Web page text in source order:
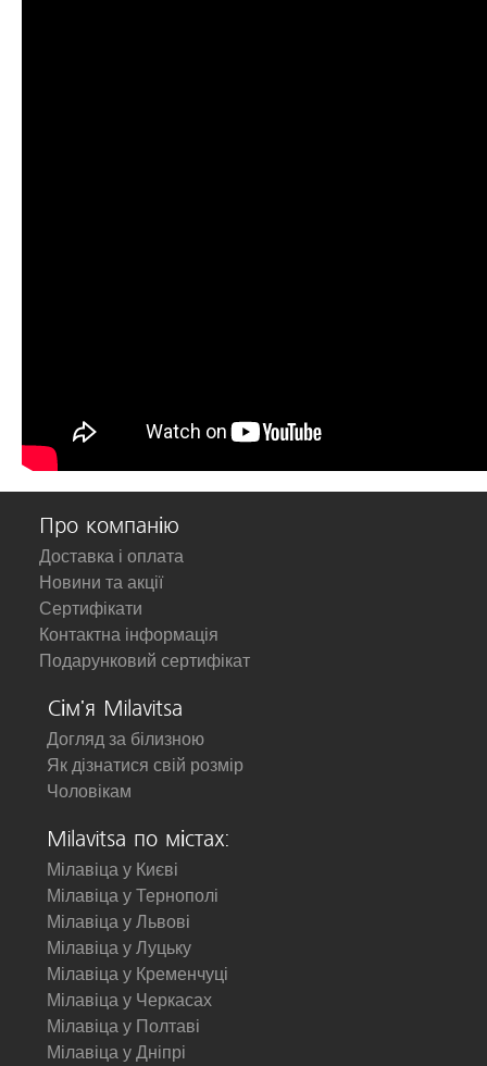
Про компанію
Доставка і оплата
Новини та акції
Сертифікати
Контактна інформація
Подарунковий сертифікат
Сім'я Milavitsa
Догляд за білизною
Як дізнатися свій розмір
Чоловікам
Milavitsa по містах:
Мілавіца у Києві
Мілавіца у Тернополі
Мілавіца у Львові
Мілавіца у Луцьку
Мілавіца у Кременчуці
Мілавіца у Черкасах
Мілавіца у Полтаві
Мілавіца у Дніпрі